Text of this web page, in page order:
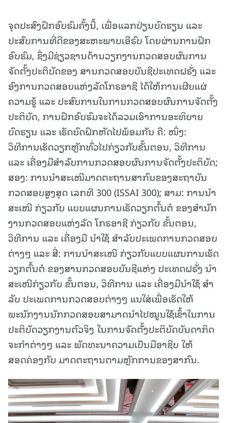
ຈຸດປະສົງຝຶກອົບຮົມຄັ້ງນີ້, ເພື່ອແລກປ່ຽນບົດຮຽນ ແລະ
ປະສົບການທີ່ດີຂອງສະຫະພາບເອີຣົບ ໂດຍຜ່ານການຝຶກ
ອົບຮົມ, ຊຶ່ງມີຊ່ຽວຊານດ້ານວຽກງານກວດສອບຜົນການ
ຈັດຕັ້ງປະຕິບັດຂອງ ສານກວດສອບບັນຊີປະເທດຝຣັ່ງ ແລະ
ອົງການກວດສອບແຫ່ງລັດໂກຣອາຊີ ໄດ້ໃຫ້ການເຜີຍແຜ່
ຄວາມຮູ້ ແລະ ປະສົບການໃນການກວດສອບຜົນການຈັດຕັ້ງ
ປະຕິບັດ, ການຝຶກອົບຮົມຈະໄດ້ລວມເອົາການອະທິບາຍ
ບົດຮຽນ ແລະ ເຮັດບົດຝຶກຫັດໄປພ້ອມກັນ ຄື: ໜຶ່ງ:
ວິທີການເຮັດວຽກຫຼັກທົ່ວໄປກ່ຽວກັບຂັ້ນຕອນ, ວິທີການ
ແລະ ເຄື່ອງມືສຳລັບການກວດສອບຜົນການຈັດຕັ້ງປະຕິບັດ;
ສອງ: ການນໍາສະເໜີມາດຕະຖານສາກົນຂອງສະຖາບັນ
ກວດສອບສູງສຸດ ເລກທີ 300 (ISSAI 300); ສາມ: ການນໍາ
ສະເໜີ ກ່ຽວກັບ ແບບແຜນການເຮັດວຽກຕົ້ນຕໍ ຂອງສໍານັກ
ງານກວດສອບແຫ່ງລັດ ໂກຣອາຊີ ກ່ຽວກັບ ຂັ້ນຕອນ,
ວິທີການ ແລະ ເຄື່ອງມື ນໍາໃຊ້ ສໍາລັບປະເພດການກວດສອບ
ຕ່າງໆ ແລະ ສີ່: ການນໍາສະເໜີ ກ່ຽວກັບແບບແຜນການເຮັດ
ວຽກຕົ້ນຕໍ ຂອງສານກວດສອບບັນຊີແຫ່ງ ປະເທດຝຣັ່ງ ນໍາ
ສະເໜີກ່ຽວກັບ ຂັ້ນຕອນ, ວິທີການ ແລະ ເຄື່ອງມືນໍາໃຊ້ ສໍາ
ລັບ ປະເພດການກວດສອບຕ່າງໆ ແນໃສ່ເພື່ອເຮັດໃຫ້
ພະນັກງານນັກກວດສອບສາມາດນໍາໄປໝູນໃຊ້ເຂົ້າໃນການ
ປະຕິບັດວຽກງານຕົວຈິງ ໃນການຈັດຕັ້ງປະຕິບັດບັນດາກິດ
ຈະກໍາຕ່າງໆ ແລະ ພັດທະນາຄວາມເປັນມືອາຊີບ ໃຫ້
ສອດຄ່ອງກັບ ມາດຕະຖານຕາມຫຼັກການຂອງສາກົນ.